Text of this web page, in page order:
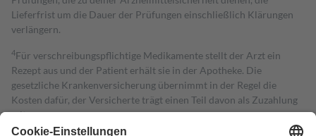
Lieferfrist um die Dauer der Prüfungen einschließlich Klärungen
verlängern.
4Für verschreibungspflichtige Medikamente stellt der Arzt ein
Rezept aus und der Patient erhält sie in der Apotheke. Die
gesetzliche Krankenversicherung übernimmt in der Regel die
Kosten dafür, der Versicherte trägt einen Teil davon als Zuzahlung
mit.
Grundsätzlich leisten Mitglieder Zuzahlungen in Höhe von zehn